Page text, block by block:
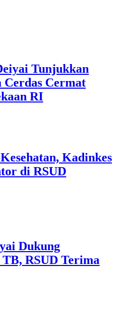
Tunjukkan
Cerdas Cermat
RI
Kadinkes
di RSUD
Dukung
RSUD Terima